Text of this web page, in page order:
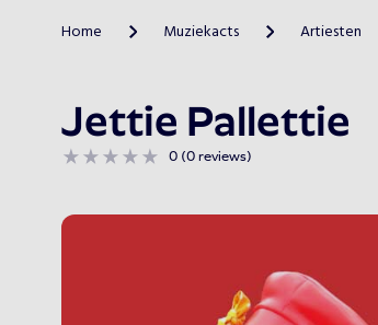
Home > Muziekacts > Artiesten
Jettie Pallettie
0 (0 reviews)